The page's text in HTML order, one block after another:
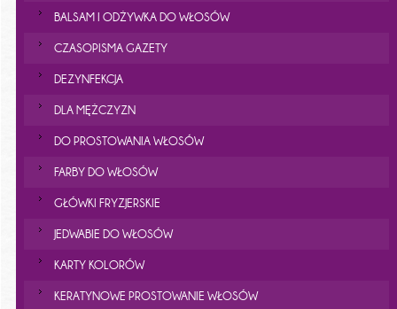
BALSAM I ODŻYWKA DO WŁOSÓW
CZASOPISMA GAZETY
DEZYNFEKCJA
DLA MĘŻCZYZN
DO PROSTOWANIA WŁOSÓW
FARBY DO WŁOSÓW
GŁÓWKI FRYZJERSKIE
JEDWABIE DO WŁOSÓW
KARTY KOLORÓW
KERATYNOWE PROSTOWANIE WŁOSÓW